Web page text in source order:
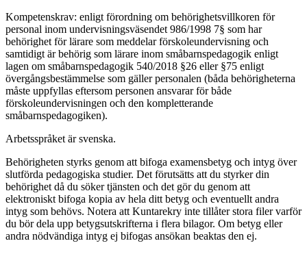
Kompetenskrav: enligt förordning om behörighetsvillkoren för
personal inom undervisningsväsendet 986/1998 7§ som har
behörighet för lärare som meddelar förskoleundervisning och
samtidigt är behörig som lärare inom småbarnspedagogik enligt
lagen om småbarnspedagogik 540/2018 §26 eller §75 enligt
övergångsbestämmelse som gäller personalen (båda behörigheterna
måste uppfyllas eftersom personen ansvarar för både
förskoleundervisningen och den kompletterande
småbarnspedagogiken).
Arbetsspråket är svenska.
Behörigheten styrks genom att bifoga examensbetyg och intyg över
slutförda pedagogiska studier. Det förutsätts att du styrker din
behörighet då du söker tjänsten och det gör du genom att
elektroniskt bifoga kopia av hela ditt betyg och eventuellt andra
intyg som behövs. Notera att Kuntarekry inte tillåter stora filer varför
du bör dela upp betygsutskrifterna i flera bilagor. Om betyg eller
andra nödvändiga intyg ej bifogas ansökan beaktas den ej.